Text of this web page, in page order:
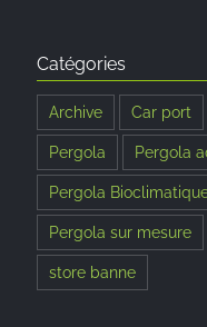
Catégories
Archive Car port
Pergola Pergola
Pergola
Pergola sur mesure
store banne